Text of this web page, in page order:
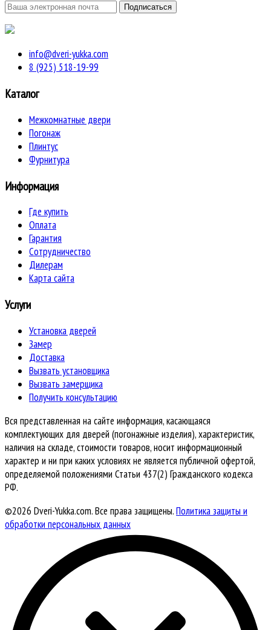
info@dveri-yukka.com
8 (925) 518-19-99
Каталог
Межкомнатные двери
Погонаж
Плинтус
Фурнитура
Информация
Где купить
Оплата
Гарантия
Сотрудничество
Дилерам
Карта сайта
Услуги
Установка дверей
Замер
Доставка
Вызвать установщика
Вызвать замерщика
Получить консультацию
Вся представленная на сайте информация, касающаяся
комплектующих для дверей (погонажные изделия), характеристик,
наличия на складе, стоимости товаров, носит информационный
характер и ни при каких условиях не является публичной офертой,
определяемой положениями Статьи 437(2) Гражданского кодекса
РФ.
©2026 Dveri-Yukka.com. Все права защищены.Политика защиты и
обработки персональных данных